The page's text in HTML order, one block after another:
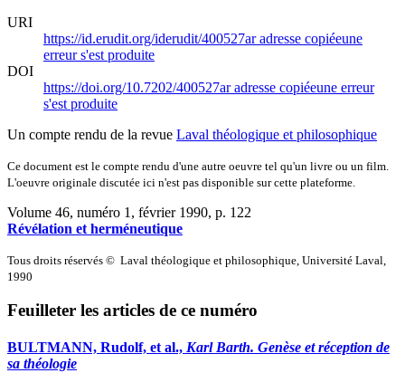
URI
https://id.erudit.org/iderudit/400527aradresse copiéeune
erreur s'est produite
DOI
https://doi.org/10.7202/400527aradresse copiéeune erreur
s'est produite
Un compte rendu de la revue Laval théologique et philosophique
Ce document est le compte rendu d'une autre oeuvre tel qu'un livre ou un film.
L'oeuvre originale discutée ici n'est pas disponible sur cette plateforme.
Volume 46, numéro 1, février 1990, p. 122
Révélation et herméneutique
Tous droits réservés © Laval théologique et philosophique, Université Laval,
1990
Feuilleter les articles de ce numéro
BULTMANN, Rudolf, et al., Karl Barth. Genèse et réception de
sa théologie